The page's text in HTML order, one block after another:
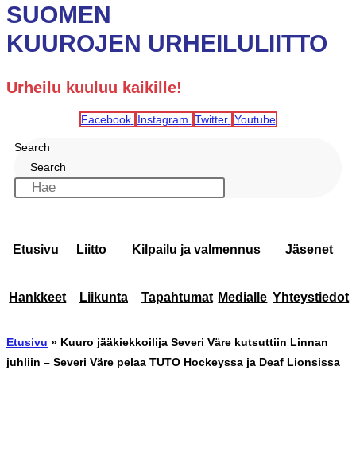
SUOMEN
KUUROJEN URHEILULIITTO
Urheilu kuuluu kaikille!
Facebook Instagram Twitter Youtube
Search
Search
Etusivu Liitto Kilpailu ja valmennus Jäsenet
Hankkeet Liikunta Tapahtumat Medialle Yhteystiedot
Etusivu » Kuuro jääkiekkoilija Severi Väre kutsuttiin Linnan
juhliin – Severi Väre pelaa TUTO Hockeyssa ja Deaf Lionsissa